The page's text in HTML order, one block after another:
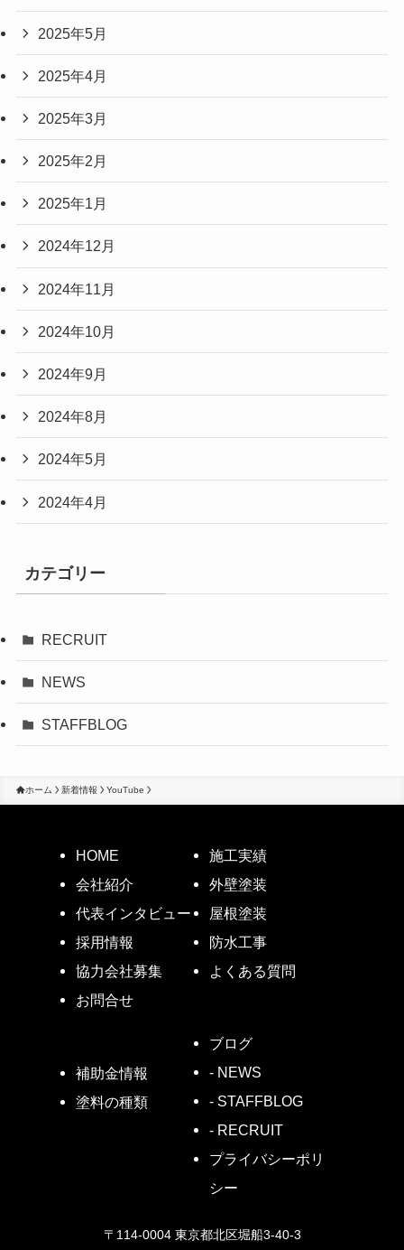
2025年5月
2025年4月
2025年3月
2025年2月
2025年1月
2024年12月
2024年11月
2024年10月
2024年9月
2024年8月
2024年5月
2024年4月
カテゴリー
RECRUIT
NEWS
STAFFBLOG
ホーム 新着情報 YouTube
HOME
会社紹介
代表インタビュー
採用情報
協力会社募集
お問合せ
施工実績
外壁塗装
屋根塗装
防水工事
よくある質問
補助金情報
塗料の種類
ブログ
- NEWS
- STAFFBLOG
- RECRUIT
プライバシーポリ
シー
〒114-0004 東京都北区堀船3-40-3